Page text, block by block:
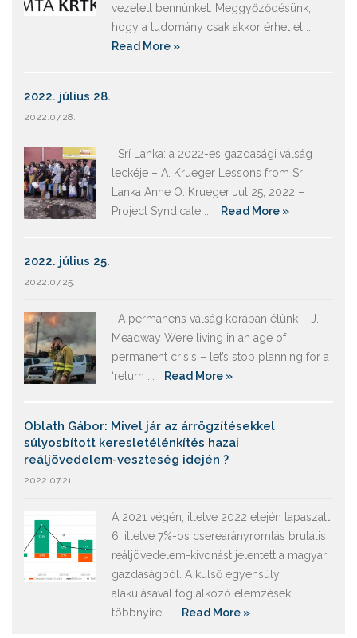
vezetett bennünket. Meggyőződésünk,
hogy a tudomány csak akkor érhet el ...
Read More »
2022. július 28.
2022.07.28.
Srí Lanka: a 2022-es gazdasági válság
leckéje – A. Krueger Lessons from Sri
Lanka Anne O. Krueger Jul 25, 2022 –
Project Syndicate ...
Read More »
2022. július 25.
2022.07.25.
A permanens válság korában élünk – J.
Meadway We’re living in an age of
permanent crisis – let’s stop planning for a
‘return ...
Read More »
Oblath Gábor: Mivel jár az árrögzítésekkel
súlyosbított keresletélénkítés hazai
reáljövedelem-veszteség idején ?
2022.07.21.
A 2021 végén, illetve 2022 elején tapaszalt
6, illetve 7%-os cserearányromlás brutális
reáljövedelem-kivonást jelentett a magyar
gazdaságból. A külső egyensúly
alakulásával foglalkozó elemzések
többnyire ...
Read More »